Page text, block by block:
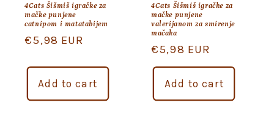
4Cats Šišmiš igračke za
mačke punjene
catnipom i matatabijem
Regular
€5,98 EUR
Add to cart
4Cats Šišmiš igračke za
mačke punjene
valerijanom za smirenje
mačaka
Regular
price
€5,98 EUR
Add to cart